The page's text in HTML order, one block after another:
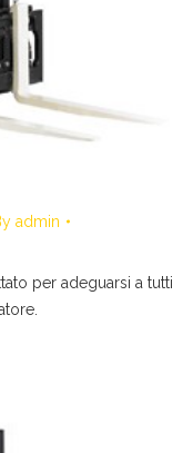
admin
per adeguarsi a tutti